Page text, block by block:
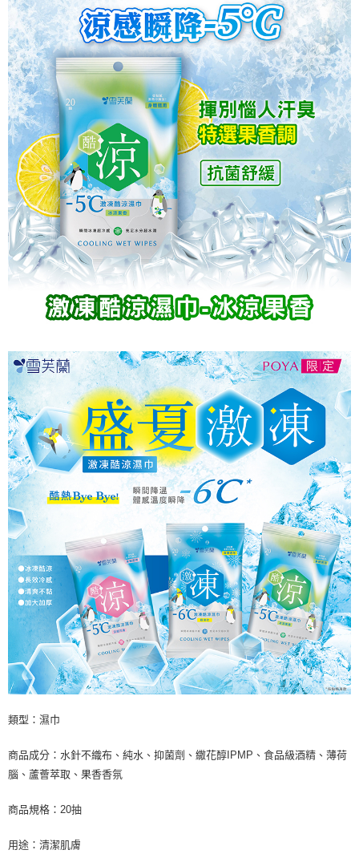
類型：濕巾
商品成分：水針不織布、純水、抑菌劑、繖花醇IPMP、食品級酒精、薄荷
腦、蘆薈萃取、果香香氛
商品規格：20抽
用途：清潔肌膚